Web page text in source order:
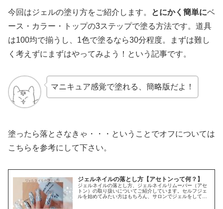
今回はジェルの塗り方をご紹介します。 とにかく簡単にベ
ース・カラー・トップの3ステップで塗る方法です。道具
は100均で揃うし、1色で塗るなら30分程度。まずは難し
く考えずにまずはやってみよう！という記事です。
マニキュア感覚で塗れる、簡略版だよ！
塗ったら落とさなきゃ・・・ということでオフについては
こちらを参考にして下さい。
ジェルネイルの落とし方【アセトンって何？】
ジェルネイルの落とし方、ジェルネイルリムーバー（アセ
トン）の取り扱いについてご紹介しています。セルフジェ
ルを始めてみたい方はもちろん、サロンでジェルをしてい